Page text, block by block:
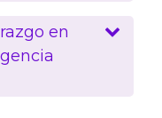
en